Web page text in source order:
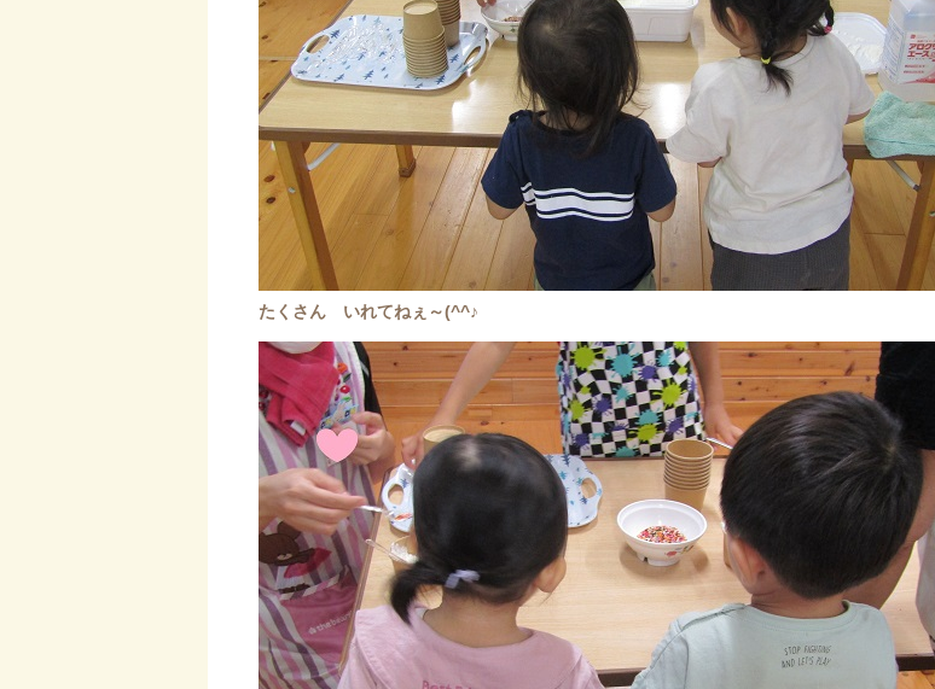
たくさん いれてねぇ～(^^♪